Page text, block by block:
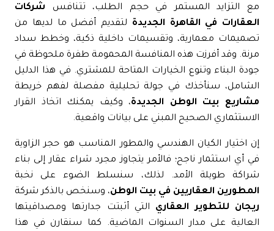
التزايد المستمر في حجم الطلب، تتنافسشركات
في القاهرة الجديدةلتقديم أفضل ما لديها من
معمارية، وتقسيمات داخلية ذكية، وخطط سداد
وقد أفرزت هذه المنافسة المحمومة طفرة ملحوظة في
البناء وتنوع الخيارات المتاحة للمشتري. في هذا الدليل
سنأخذك في جولة تحليلية مفصلة لفهم خريطة
بيت الوطن الجديدة، وكيف يمكنك اتخاذ القرار
الصحيح المبني على بيانات واقعية.
اختيار الكيان الهندسي والمطور المناسب هو حجر الزاوية
أي استثمار ناجح؛ فالأمر يتجاوز مجرد شراء عقار إلى بناء
طويلة الأمد. لذلك، سنسلط الضوء على نخبة
العقاريين في بيت الوطن، وسنخص بالذكر شركة
للتطوير العقاريالتي أثبتت جدارتها ومصداقيتها
على مدار السنوات الماضية. كما سنقارن في هذا